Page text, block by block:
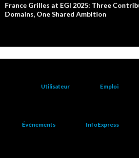
France Grilles at EGI 2025: Three
Domains, One Shared Ambition
Utilisateur Emploi
Événements InfoExpress